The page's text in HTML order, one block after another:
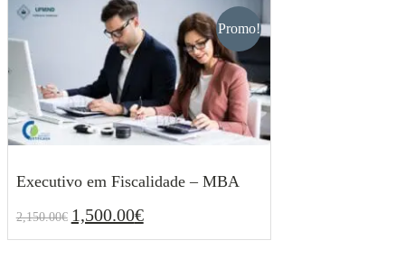
Promo!
Executivo em Fiscalidade – MBA
2,150.00€ O
preço
original
1,500.00€O
preço
atual
2,150.00€ 1,500.00